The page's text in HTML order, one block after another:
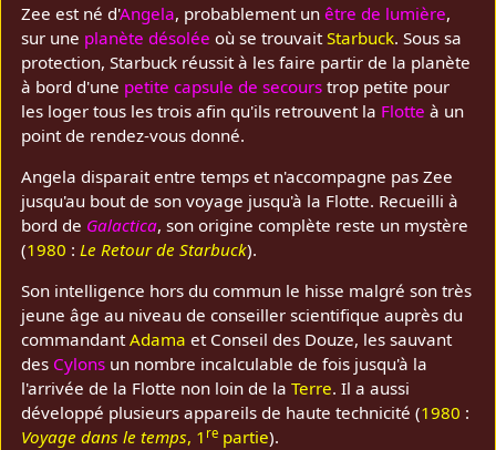
Zee est né d'Angela, probablement unêtre de lumière,
sur une planète désolée où se trouvaitStarbuck. Sous sa
protection, Starbuck réussit à les faire partir de la planète
à bord d'une petite capsule de secours trop petite pour
les loger tous les trois afin qu'ils retrouvent la Flotte à un
point de rendez-vous donné.
Angela disparait entre temps et n'accompagne pas Zee
jusqu'au bout de son voyage jusqu'à la Flotte. Recueilli à
bord de Galactica, son origine complète reste un mystère
(1980 :Le Retour de Starbuck).
Son intelligence hors du commun le hisse malgré son très
jeune âge au niveau de conseiller scientifique auprès du
commandantAdama et Conseil des Douze, les sauvant
des Cylons un nombre incalculable de fois jusqu'à la
l'arrivée de la Flotte non loin de laTerre. Il a aussi
développé plusieurs appareils de haute technicité (1980 :
Voyage dans le temps, 1 re partie).